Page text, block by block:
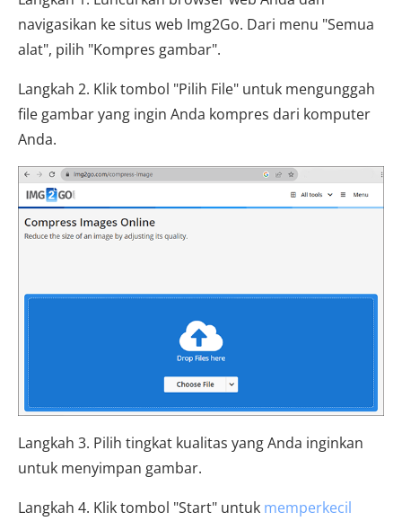
navigasikan ke situs web Img2Go. Dari menu "Semua
alat", pilih "Kompres gambar".
Langkah 2. Klik tombol "Pilih File" untuk mengunggah
file gambar yang ingin Anda kompres dari komputer
Anda.
Langkah 3. Pilih tingkat kualitas yang Anda inginkan
untuk menyimpan gambar.
Langkah 4. Klik tombol "Start" untuk memperkecil